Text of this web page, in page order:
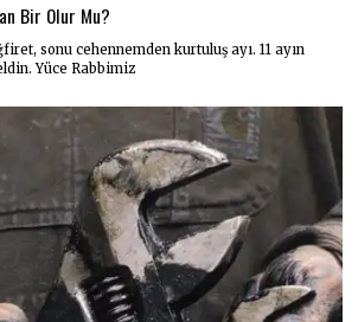
Bir Olur Mu?
sonu cehennemden kurtuluş ayı. 11 ayın
Yüce Rabbimiz